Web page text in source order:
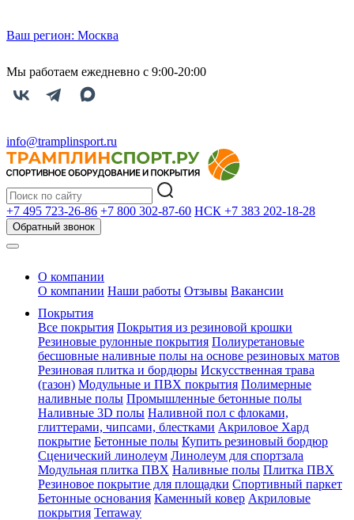
Ваш регион: Москва
Мы работаем ежедневно с 9:00-20:00
info@tramplinsport.ru
+7 495 723-26-86 +7 800 302-87-60 НСК +7 383 202-18-28
Обратный звонок
О компании
О компании Наши работы Отзывы Вакансии
Покрытия
Все покрытия Покрытия из резиновой крошки
Резиновые рулонные покрытия Полиуретановые
бесшовные наливные полы на основе резиновых матов
Резиновая плитка и бордюры Искусственная трава
(газон) Модульные и ПВХ покрытия Полимерные
наливные полы Промышленные бетонные полы
Наливные 3D полы Наливной пол с флоками,
глиттерами, чипсами, блестками Акриловое Хард
покрытие Бетонные полы Купить резиновый бордюр
Сценический линолеум Линолеум для спортзала
Модульная плитка ПВХ Наливные полы Плитка ПВХ
Резиновое покрытие для площадки Спортивный паркет
Бетонные основания Каменный ковер Акриловые
покрытия Terraway